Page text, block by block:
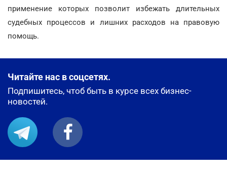
применение которых позволит избежать длительных
судебных процессов и лишних расходов на правовую
помощь.
Читайте нас в соцсетях.
Подпишитесь, чтоб быть в курсе всех бизнес-
новостей.